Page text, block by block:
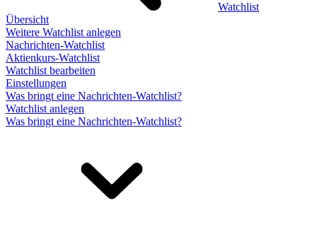
Watchlist
Übersicht
Weitere Watchlist anlegen
Nachrichten-Watchlist
Aktienkurs-Watchlist
Watchlist bearbeiten
Einstellungen
Was bringt eine Nachrichten-Watchlist?
Watchlist anlegen
Was bringt eine Nachrichten-Watchlist?